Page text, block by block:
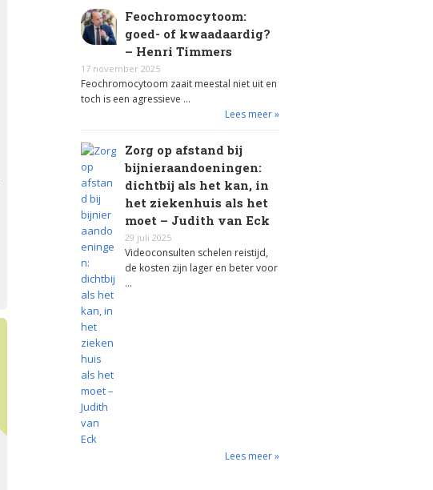
Feochromocytoom:
goed- of kwaadaardig?
– Henri Timmers
17 november 2025
Feochromocytoom zaait meestal niet uit en
toch is een agressieve …
Lees meer »
Zorg op afstand bij
bijnieraandoeningen:
dichtbij als het kan, in
het ziekenhuis als het
moet – Judith van Eck
29 juli 2025
Videoconsulten schelen reistijd,
de kosten zijn lager en beter voor
…
Lees meer »